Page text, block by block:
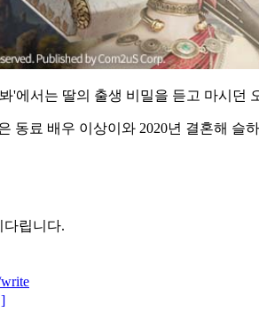
'에서는 딸의 출생 비밀을 듣고 마시
동료 배우 이상이와 2020년 결혼해
다립니다.